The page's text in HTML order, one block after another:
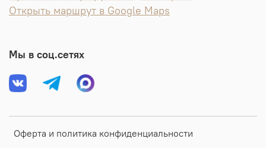
Оферта и политика конфиденциальности
Открыть маршрут в Google Maps
Мы в соц.сетях